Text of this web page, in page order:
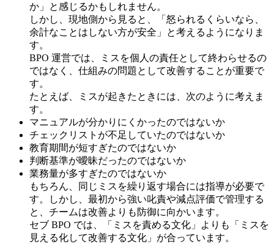
か」と感じるかもしれません。
しかし、現地側から見ると、「怒られるくらいなら、
余計なことはしない方が安全」と考えるようになりま
す。
BPO 運営では、ミスを個人の責任として終わらせるの
ではなく、仕組みの問題として改善することが重要で
す。
たとえば、ミスが起きたときには、次のように考えま
す。
マニュアルが分かりにくかったのではないか
チェックリストが不足していたのではないか
教育期間が短すぎたのではないか
判断基準が曖昧だったのではないか
業務量が多すぎたのではないか
もちろん、同じミスを繰り返す場合には指導が必要で
す。しかし、最初から強い叱責や減点評価で管理する
と、チームは改善よりも防御に向かいます。
セブ BPO では、「ミスを責める文化」よりも「ミスを
見える化して改善する文化」が合っています。